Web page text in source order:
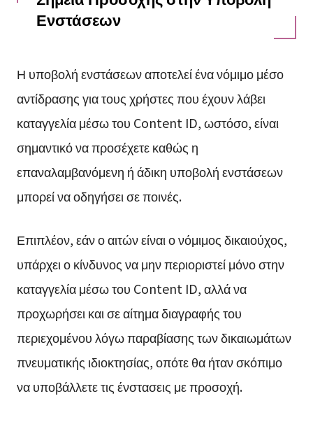
Ενστάσεων
Η υποβολή ενστάσεων αποτελεί ένα νόμιμο μέσο
αντίδρασης για τους χρήστες που έχουν λάβει
καταγγελία μέσω του Content ID, ωστόσο, είναι
σημαντικό να προσέχετε καθώς η
επαναλαμβανόμενη ή άδικη υποβολή ενστάσεων
μπορεί να οδηγήσει σε ποινές.
Επιπλέον, εάν ο αιτών είναι ο νόμιμος δικαιούχος,
υπάρχει ο κίνδυνος να μην περιοριστεί μόνο στην
καταγγελία μέσω του Content ID, αλλά να
προχωρήσει και σε αίτημα διαγραφής του
περιεχομένου λόγω παραβίασης των δικαιωμάτων
πνευματικής ιδιοκτησίας, οπότε θα ήταν σκόπιμο
να υποβάλλετε τις ένστασεις με προσοχή.